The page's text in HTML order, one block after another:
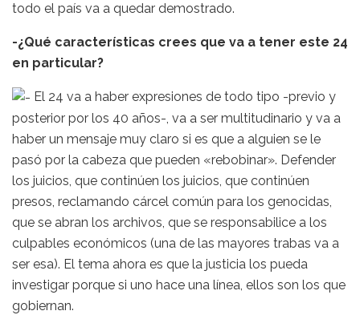
todo el país va a quedar demostrado.
-¿Qué características crees que va a tener este 24
en particular?
El 24 va a haber expresiones de todo tipo -previo y
posterior por los 40 años-, va a ser multitudinario y va a
haber un mensaje muy claro si es que a alguien se le
pasó por la cabeza que pueden «rebobinar». Defender
los juicios, que continúen los juicios, que continúen
presos, reclamando cárcel común para los genocidas,
que se abran los archivos, que se responsabilice a los
culpables económicos (una de las mayores trabas va a
ser esa). El tema ahora es que la justicia los pueda
investigar porque si uno hace una línea, ellos son los que
gobiernan.